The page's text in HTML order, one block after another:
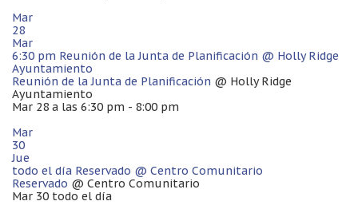
Mar
28
Mar
6:30 pm Reunión de la Junta de Planificación @ Holly Ridge
Ayuntamiento
Reunión de la Junta de Planificación @ Holly Ridge
Ayuntamiento
Mar 28 a las 6:30 pm - 8:00 pm
Mar
30
Jue
todo el día Reservado @ Centro Comunitario
Reservado @ Centro Comunitario
Mar 30 todo el día